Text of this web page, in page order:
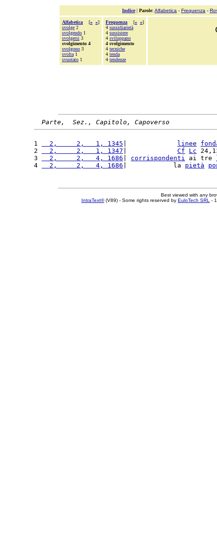
Indice| Parole: Alfabetica - Frequenza -
Alfabetica [« »]
svolge 2
svolgendo 1
svolgersi 3
svolgimento 4
svolgono 3
svolta 1
svuotato 1
Frequenza [« »]
4 sussidiarietà
4 sussistere
4 sviluppano
4 svolgimento
4 tecniche
4 tenda
4 tendenze
Parte,  Sez., Capitolo, Capoverso
1
  2,     2,   1, 1345
linee
2
  2,     2,   1, 1347
Cf Lc
3
  2,     2,   4, 1686
corrispondenti ai tre
4
  2,     2,   4, 1686
|            la pietà
Best viewed with any
IntraText®(V89) - Some rights reserved by EuloTech SRL -